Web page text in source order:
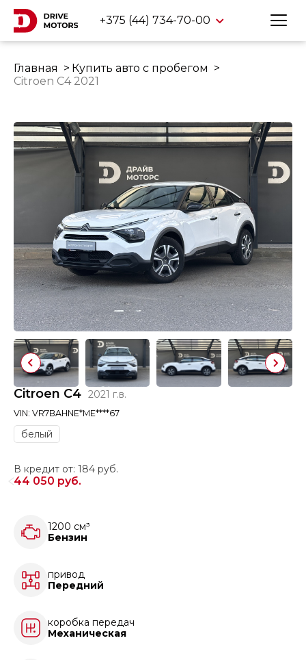
+375 (44) 734-70-00
Главная
Купить авто с пробегом
Citroen C4 2021
Citroen C4 2021 г.в.
VIN: VR7BAHNE*ME****67
белый
В кредит от: 184 руб.
44 050 руб.
1200 см³
Бензин
привод
Передний
коробка передач
Механическая